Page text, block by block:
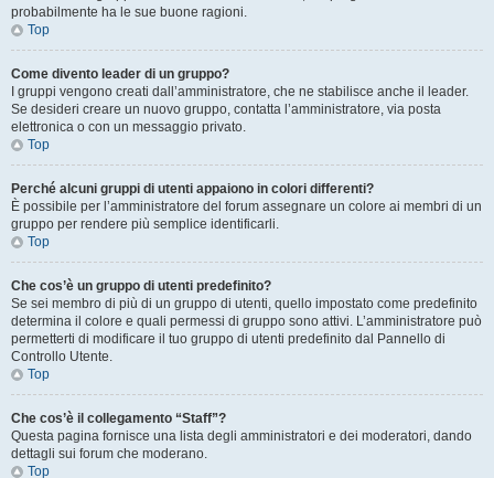
probabilmente ha le sue buone ragioni.
Top
Come divento leader di un gruppo?
I gruppi vengono creati dall’amministratore, che ne stabilisce anche il leader.
Se desideri creare un nuovo gruppo, contatta l’amministratore, via posta
elettronica o con un messaggio privato.
Top
Perché alcuni gruppi di utenti appaiono in colori differenti?
È possibile per l’amministratore del forum assegnare un colore ai membri di un
gruppo per rendere più semplice identificarli.
Top
Che cos’è un gruppo di utenti predefinito?
Se sei membro di più di un gruppo di utenti, quello impostato come predefinito
determina il colore e quali permessi di gruppo sono attivi. L’amministratore può
permetterti di modificare il tuo gruppo di utenti predefinito dal Pannello di
Controllo Utente.
Top
Che cos’è il collegamento “Staff”?
Questa pagina fornisce una lista degli amministratori e dei moderatori, dando
dettagli sui forum che moderano.
Top